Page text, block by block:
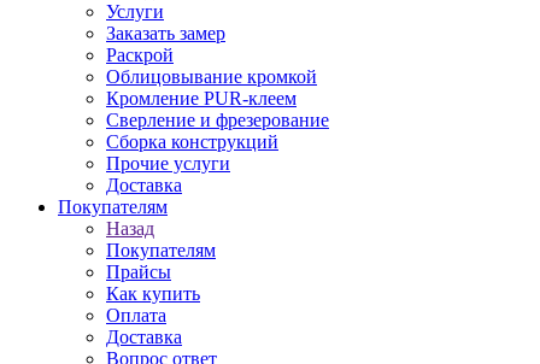
Услуги
Заказать замер
Раскрой
Облицовывание кромкой
Кромление PUR-клеем
Сверление и фрезерование
Сборка конструкций
Прочие услуги
Доставка
Покупателям
Назад
Покупателям
Прайсы
Как купить
Оплата
Доставка
Вопрос ответ